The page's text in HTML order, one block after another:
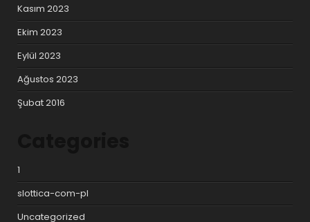
Kasım 2023
Ekim 2023
Eylül 2023
Ağustos 2023
Şubat 2016
1
slottica-com-pl
Uncategorized